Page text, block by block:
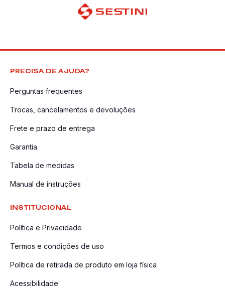
PRECISA DE AJUDA?
Perguntas frequentes
Trocas, cancelamentos e devoluções
Frete e prazo de entrega
Garantia
Tabela de medidas
Manual de instruções
INSTITUCIONAL
Política e Privacidade
Termos e condições de uso
Política de retirada de produto em loja física
Acessibilidade